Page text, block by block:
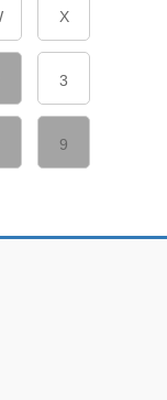
X
3
9